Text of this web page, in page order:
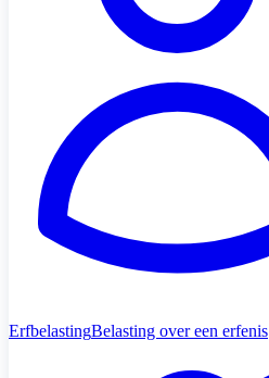
ErfbelastingBelasting over een erfenis